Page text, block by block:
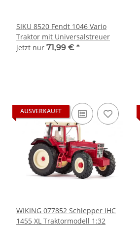
SIKU 8520 Fendt 1046 Vario
Traktor mit Universalstreuer
jetzt nur 71,99 € *
AUSVERKAUFT
WIKING 077852 Schlepper IHC
1455 XL Traktormodell 1:32